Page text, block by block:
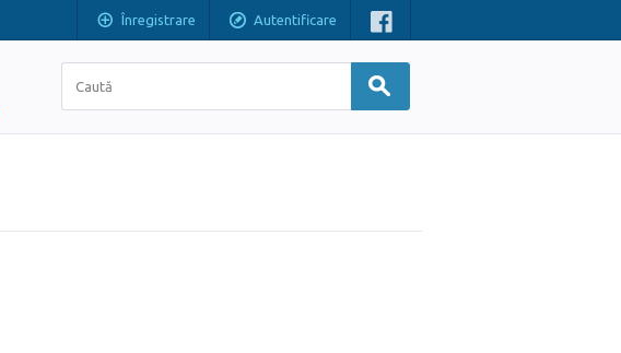
Înregistrare Autentificare